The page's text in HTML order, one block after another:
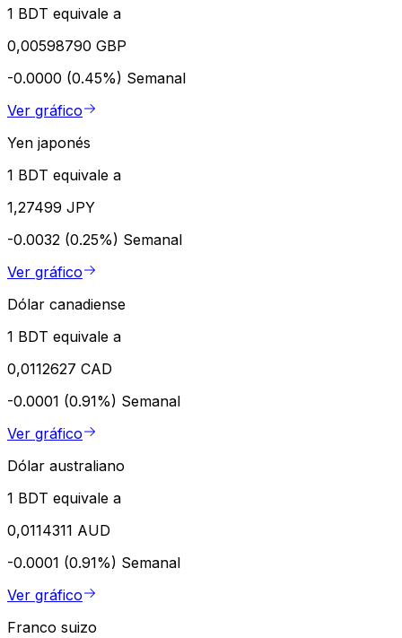
1 BDT equivale a
0,00598790 GBP
-0.0000 (0.45%) Semanal
Ver gráfico
Yen japonés
1 BDT equivale a
1,27499 JPY
-0.0032 (0.25%) Semanal
Ver gráfico
Dólar canadiense
1 BDT equivale a
0,0112627 CAD
-0.0001 (0.91%) Semanal
Ver gráfico
Dólar australiano
1 BDT equivale a
0,0114311 AUD
-0.0001 (0.91%) Semanal
Ver gráfico
Franco suizo